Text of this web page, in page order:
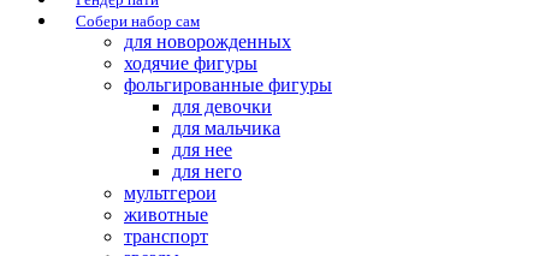
Собери набор сам
для новорожденных
ходячие фигуры
фольгированные фигуры
для девочки
для мальчика
для нее
для него
мультгерои
животные
транспорт